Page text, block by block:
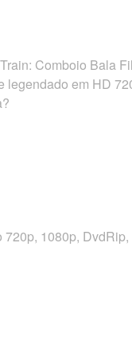
Comboio Bala
legendado em HD
1080p, DvdRip,